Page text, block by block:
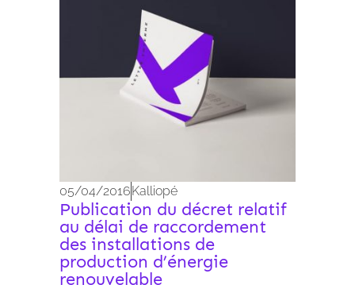
05/04/2016 Kalliopé
Publication du décret relatif
au délai de raccordement
des installations de
production d’énergie
renouvelable